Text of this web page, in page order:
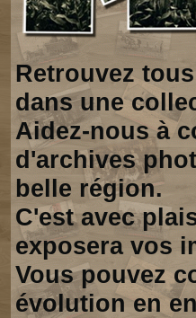
Retrouvez
dans une
Aidez-nous à
d'archives
belle région.
C'est avec
exposera vos
Vous pouvez
évolution en